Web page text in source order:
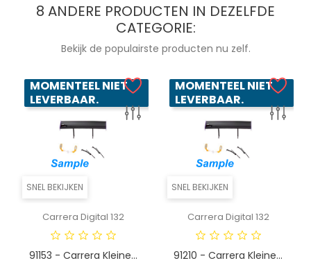
8 ANDERE PRODUCTEN IN DEZELFDE
CATEGORIE:
Bekijk de populairste producten nu zelf.
SNEL BEKIJKEN
MOMENTEEL NIET
LEVERBAAR.
Carrera Digital 132
91153 - Carrera Kleine...
SNEL BEKIJKEN
MOMENTEEL NIET
LEVERBAAR.
Carrera Digital 132
91210 - Carrera Kleine...